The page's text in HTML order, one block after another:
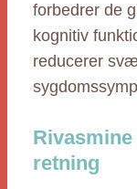
forbedrer de
kognitiv
reducerer
retning